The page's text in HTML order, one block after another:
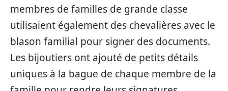
membres de familles de grande classe
utilisaient également des chevalières avec le
blason familial pour signer des documents.
Les bijoutiers ont ajouté de petits détails
uniques à la bague de chaque membre de la